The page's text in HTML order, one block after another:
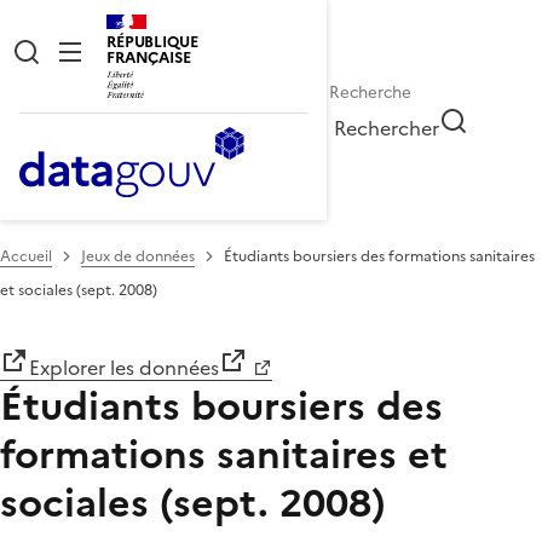
RÉPUBLIQUE
FRANÇAISE
Rechercher
Accueil Jeux de données
Étudiants boursiers des formations sanitaires
et sociales (sept. 2008)
Explorer les données
Étudiants boursiers des
formations sanitaires et
sociales (sept. 2008)